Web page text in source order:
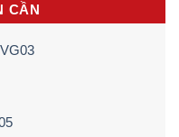
CẦN